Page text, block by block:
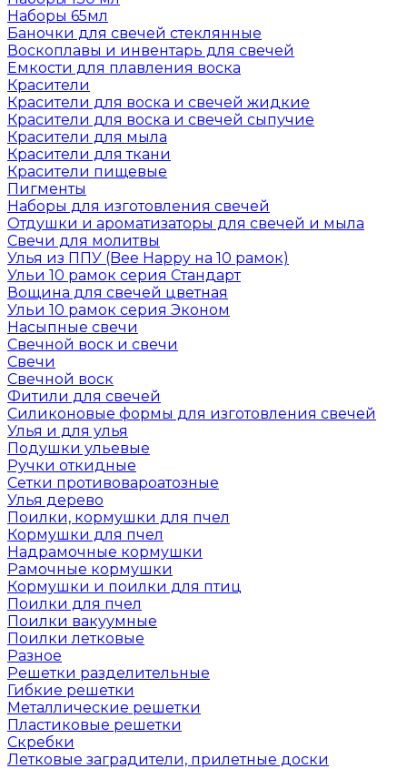
Наборы 65мл
Баночки для свечей стеклянные
Воскоплавы и инвентарь для свечей
Емкости для плавления воска
Красители
Красители для воска и свечей жидкие
Красители для воска и свечей сыпучие
Красители для мыла
Красители для ткани
Красители пищевые
Пигменты
Наборы для изготовления свечей
Отдушки и ароматизаторы для свечей и мыла
Свечи для молитвы
Улья из ППУ (Bee Happy на 10 рамок)
Ульи 10 рамок серия Стандарт
Вощина для свечей цветная
Ульи 10 рамок серия Эконом
Насыпные свечи
Свечной воск и свечи
Свечи
Свечной воск
Фитили для свечей
Силиконовые формы для изготовления свечей
Улья и для улья
Подушки ульевые
Ручки откидные
Сетки противовароатозные
Улья дерево
Поилки, кормушки для пчел
Кормушки для пчел
Надрамочные кормушки
Рамочные кормушки
Кормушки и поилки для птиц
Поилки для пчел
Поилки вакуумные
Поилки летковые
Разное
Решетки разделительные
Гибкие решетки
Металлические решетки
Пластиковые решетки
Скребки
Летковые заградители, прилетные доски